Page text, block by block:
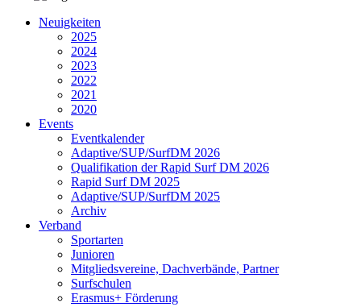
Neuigkeiten
2025
2024
2023
2022
2021
2020
Events
Eventkalender
Adaptive/SUP/SurfDM 2026
Qualifikation der Rapid Surf DM 2026
Rapid Surf DM 2025
Adaptive/SUP/SurfDM 2025
Archiv
Verband
Sportarten
Junioren
Mitgliedsvereine, Dachverbände, Partner
Surfschulen
Erasmus+ Förderung